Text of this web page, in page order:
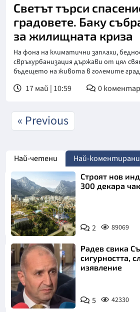
Светът търси
градовете. Баку
за жилищната криза
На фона на климатични заплахи,
свръхурбанизация държави от цял
бъдещето на живота в големите
17 май | 10:59 0
« Previous
Най-четени Най-коментирани
Строят нов
300 декара
2 89069
Радев свика
сигурността,
изявление
5 42330